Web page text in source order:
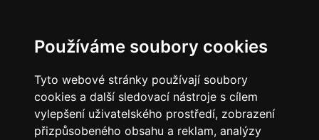
Používáme soubory cookies
Tyto webové stránky používají soubory
cookies a další sledovací nástroje s cílem
vylepšení uživatelského prostředí, zobrazení
přizpůsobeného obsahu a reklam, analýzy